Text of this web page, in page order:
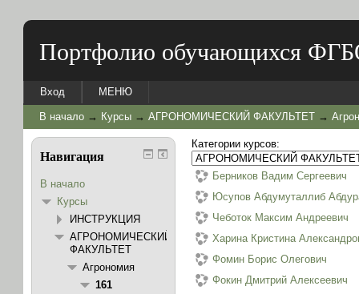
Портфолио обучающихся
Вход МЕНЮ
В начало → Курсы → АГРОНОМИЧЕСКИЙ ФАКУЛЬТЕТ →
Категории курсов:
Берников Вадим Сергеевич
Юсупов Абдумуталлиб
Чеботок Максим Андреевич
Харина Кристина
Фомин Борис Олегович
Фокин Дмитрий Алексеевич
Навигация
В начало
Курсы
ИНСТРУКЦИЯ
АГРОНОМИЧЕСКИЙ
ФАКУЛЬТЕТ
Агрономия
161